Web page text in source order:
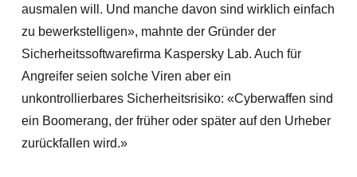
ausmalen will. Und manche davon sind wirklich einfach
zu bewerkstelligen», mahnte der Gründer der
Sicherheitssoftwarefirma Kaspersky Lab. Auch für
Angreifer seien solche Viren aber ein
unkontrollierbares Sicherheitsrisiko: «Cyberwaffen sind
ein Boomerang, der früher oder später auf den Urheber
zurückfallen wird.»